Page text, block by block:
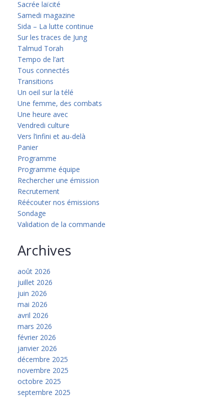
Sacrée laïcité
Samedi magazine
Sida – La lutte continue
Sur les traces de Jung
Talmud Torah
Tempo de l’art
Tous connectés
Transitions
Un oeil sur la télé
Une femme, des combats
Une heure avec
Vendredi culture
Vers l’infini et au-delà
Panier
Programme
Programme équipe
Rechercher une émission
Recrutement
Réécouter nos émissions
Sondage
Validation de la commande
Archives
août 2026
juillet 2026
juin 2026
mai 2026
avril 2026
mars 2026
février 2026
janvier 2026
décembre 2025
novembre 2025
octobre 2025
septembre 2025